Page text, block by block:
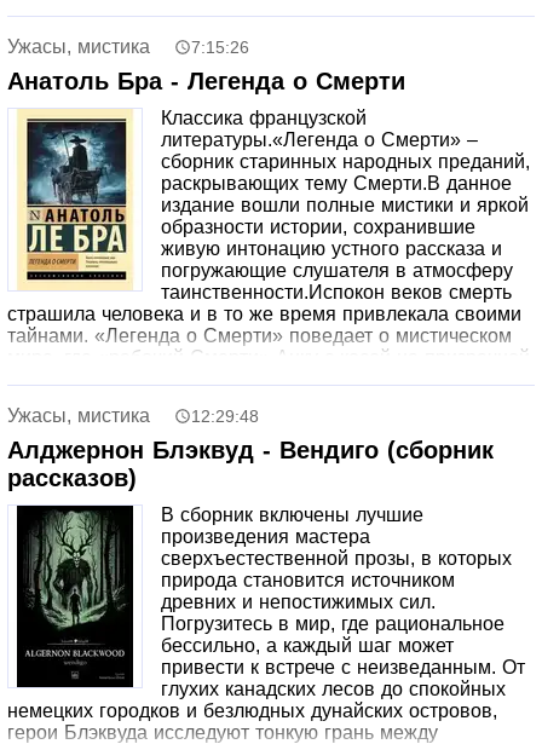
подарят второй шанс – обрести свою дорогу в жизни и,
возможно, любовь, в которую она больше не имеет сил
верить. Для этого надо совсем немного: дать отпор
вражеской армии и сразить черное колдовство, перед
которым оказались бессильны храбрейшие из мужчин…
Ужасы, мистика 7:15:26
Анатоль Бра - Легенда о Смерти
Классика французской
литературы.«Легенда о Смерти» –
сборник старинных народных преданий,
раскрывающих тему Смерти.В данное
издание вошли полные мистики и яркой
образности истории, сохранившие
живую интонацию устного рассказа и
погружающие слушателя в атмосферу
таинственности.Испокон веков смерть
страшила человека и в то же время привлекала своими
тайнами. «Легенда о Смерти» поведает о мистическом
мире, где «рабочий Смерти» Анку с косой на призрачной
«Агриппа», подписанной самим дьяволом, можно узнать
судьбы людей… В бретонских легендах мистика
причудливым образом переплетается с обыденностью, а
христианство – с язычеством
Ужасы, мистика 12:29:48
Алджернон Блэквуд - Вендиго (сборник
рассказов)
В сборник включены лучшие
произведения мастера
сверхъестественной прозы, в которых
природа становится источником
древних и непостижимых сил.
Погрузитесь в мир, где рациональное
бессильно, а каждый шаг может
привести к встрече с неизведанным. От
глухих канадских лесов до спокойных
немецких городков и безлюдных дунайских островов,
герои Блэквуда исследуют тонкую грань между